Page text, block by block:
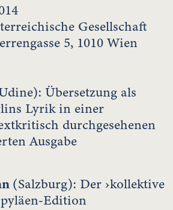
Gesellschaft
5, 1010 Wien
Übersetzung als
Lyrik in einer
durchgesehenen
Ausgabe
(Salzburg): Der ›kollektive
Edition